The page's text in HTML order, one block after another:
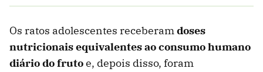
Os ratos adolescentes receberamdoses
nutricionais equivalentes ao consumo humano
diário do frutoe, depois disso, foram